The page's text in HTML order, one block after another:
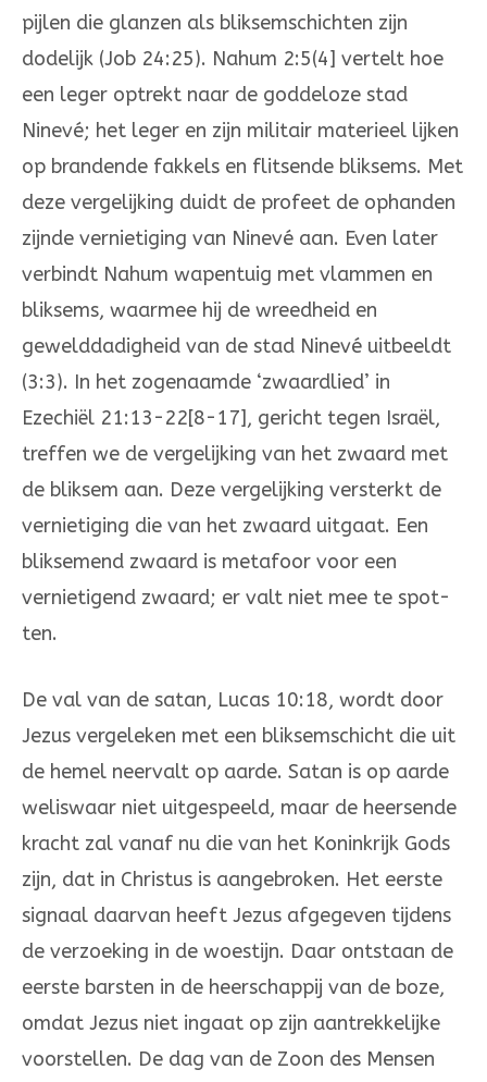
pij­len die glanzen als blik­semschichten zijn
dode­lijk (Job 24:25). Nahum 2:5(4] vertelt hoe
een leger optrekt naar de goddeloze stad
Ninevé; het leger en zijn militair materieel lijken
op bran­dende fakkels en flitsende bliksems. Met
deze vergelijking duidt de profeet de ophanden
zijnde vernietiging van Ninevé aan. Even later
verbindt Nahum wapen­tuig met vlammen en
bliksems, waarmee hij de wreedheid en
gewelddadigheid van de stad Ninevé uitbeeldt
(3:3). In het zoge­naamde ‘zwaardlied’ in
Ezechiël 21:13-22[8-17], gericht tegen Israël,
treffen we de vergelijking van het zwaard met
de bliksem aan. Deze verge­lijking versterkt de
vernietiging die van het zwaard uitgaat. Een
blik­semend zwaard is meta­foor voor een
vernietigend zwaard; er valt niet mee te spot­
ten.
De val van de satan, Lucas 10:18, wordt door
Jezus vergeleken met een bliksem­schicht die uit
de hemel neervalt op aarde. Satan is op aarde
weliswaar niet uitge­speeld, maar de heersende
kracht zal vanaf nu die van het Koninkrijk Gods
zijn, dat in Christus is aangebroken. Het eerste
signaal daarvan heeft Jezus afgegeven tijdens
de verzoeking in de woestijn. Daar ontstaan de
eerste barsten in de heerschappij van de boze,
omdat Jezus niet ingaat op zijn aantrekkelijke
voorstellen. De dag van de Zoon des Mensen